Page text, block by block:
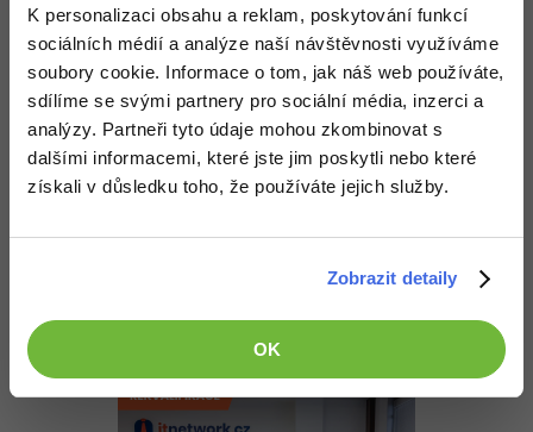
K personalizaci obsahu a reklam, poskytování funkcí
sociálních médií a analýze naší návštěvnosti využíváme
soubory cookie. Informace o tom, jak náš web používáte,
sdílíme se svými partnery pro sociální média, inzerci a
analýzy. Partneři tyto údaje mohou zkombinovat s
dalšími informacemi, které jste jim poskytli nebo které
získali v důsledku toho, že používáte jejich služby.
Zobrazit detaily
OK
Nahoru Odpovědět
Odpovídá na Neaktivní uživatel
13.6.2015 21:21
Během výpočtu jsi umocnil obě strany rovnice na druhou, což je
proto třeba dosadit do původní rovnice a ověřit, zda jsou řešením.
-2 původní rovnici neřeší.
protože druhá odmocnina je vždy nezáporná (v oboru reálných